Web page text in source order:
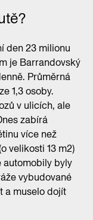
den 23 milionu
je Barrandovský
Průměrná
1,3 osoby.
v ulicích, ale
zabírá
více než
velikosti 13 m2)
automobily byly
vybudované
a muselo dojít